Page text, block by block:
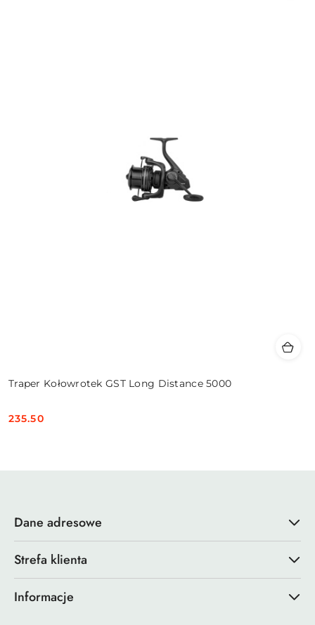
Traper Kołowrotek GST Long Distance 5000
Cena:
235.50
Dane adresowe
Strefa klienta
Informacje